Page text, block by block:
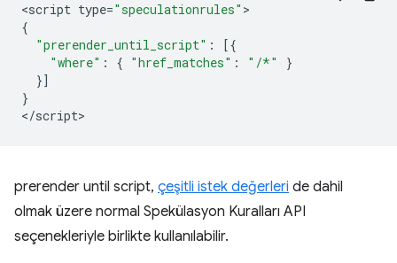
<script type="speculationrules"
{
"prerender_until_script" :
[{
"where" : { "href_matches" : "/*"
}
}]
}
</script
prerender until script, çeşitli istek değerleri de dahil
olmak üzere normal Spekülasyon Kuralları API
seçenekleriyle birlikte kullanılabilir.